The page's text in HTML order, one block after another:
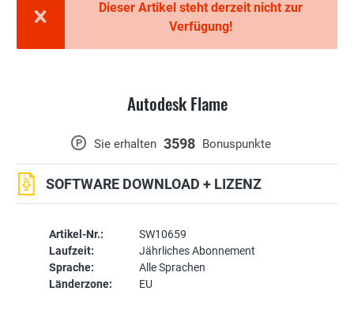
Dieser Artikel steht derzeit nicht zur
Verfügung!
Autodesk Flame
Artikel-Nr.:
SW10659
Laufzeit:
Jährliches Abonnement
Sprache:
Alle Sprachen
Länderzone:
EU
P Sie erhalten 3598 Bonuspunkte
SOFTWARE DOWNLOAD + LIZENZ